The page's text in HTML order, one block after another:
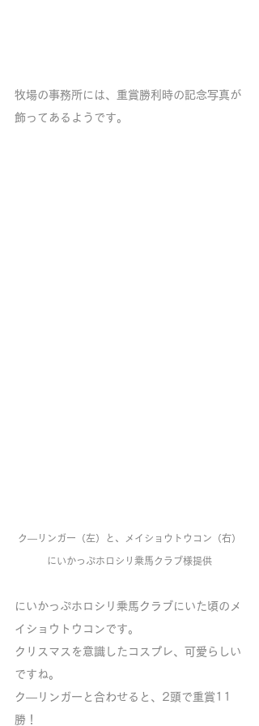
牧場の事務所には、重賞勝利時の記念写真が
飾ってあるようです。
ク―リンガー（左）と、メイショウトウコン（右）
にいかっぷホロシリ乗馬クラブ様提供
にいかっぷホロシリ乗馬クラブにいた頃のメ
イショウトウコンです。
クリスマスを意識したコスプレ、可愛らしい
ですね。
ク―リンガーと合わせると、2頭で重賞11
勝！